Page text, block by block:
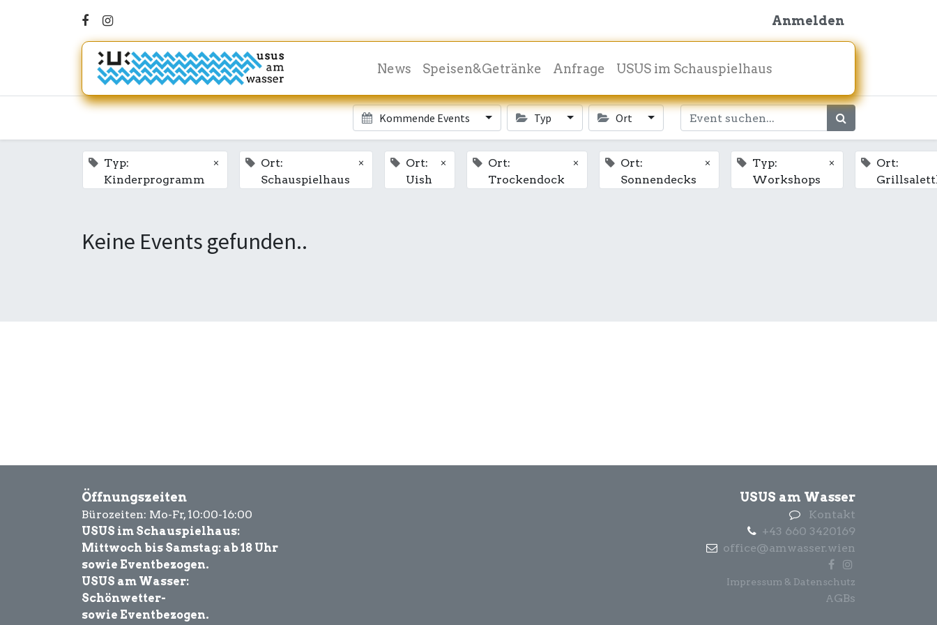
Anmelden
News Speisen&Getränke Anfrage USUS im Schauspielhaus
Kommende Events Typ Ort
Typ:
Kinderprogramm
×
Ort:
Schauspielhaus
×
Ort:
Uish
×
Ort:
Trockendock
×
Ort:
Sonnendecks
×
Typ:
Workshops
×
Ort:
Keine Events gefunden..
Öffnungszeiten
Bürozeiten: Mo-Fr, 10:00-16:00
USUS im Schauspielhaus:
Mittwoch bis Samstag: ab 18 Uhr
sowie Eventbezogen.
USUS am Wasser:
Schönwetter-
sowie Eventbezogen.
USUS am Wasser
Kontakt
+43 660 3420169
office@amwasser.wien
Impressum & Datenschutz
AGBs